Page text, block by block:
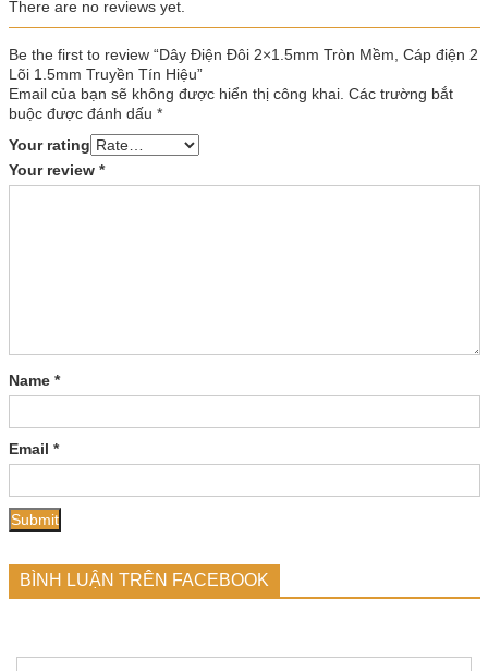
There are no reviews yet.
Be the first to review “Dây Điện Đôi 2×1.5mm Tròn Mềm, Cáp điện 2
Lõi 1.5mm Truyền Tín Hiệu”
Email của bạn sẽ không được hiển thị công khai. Các trường bắt
buộc được đánh dấu *
Your rating
Your review *
Name *
Email *
BÌNH LUẬN TRÊN FACEBOOK